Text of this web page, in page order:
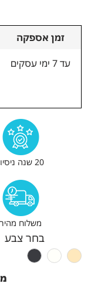
זמן אספקה
עד 7 ימי עסקים
20 שנה ניסיון
משלוח מהיר
בחר צבע